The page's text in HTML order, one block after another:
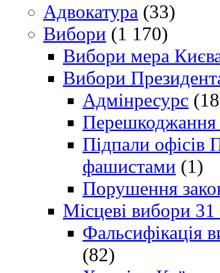
Адвокатура (33)
Вибори (1 170)
Вибори мера
Вибори
Адмінресурс
Перешкоджання
Підпали офісів
фашистами (1)
Порушення
Місцеві вибори
Фальсифікація
(82)